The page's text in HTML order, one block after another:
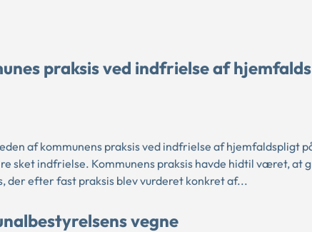
praksis ved indfrielse af
af kommunens praksis ved indfrielse af hjemfaldspligt
sket indfrielse. Kommunens praksis havde hidtil været, at
der efter fast praksis blev vurderet konkret af...
vegne